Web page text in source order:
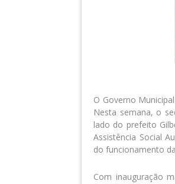
O Governo
Nesta semana, o
lado do prefeito
Assistência Social
do funcionamento
Com inauguração